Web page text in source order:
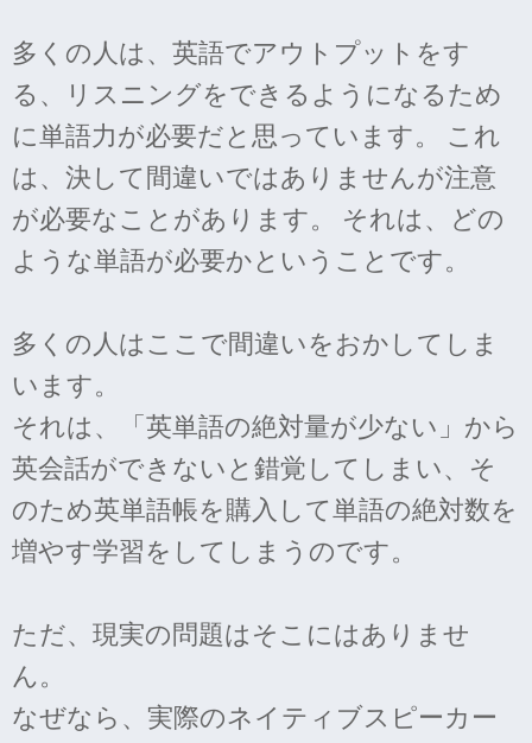
多くの人は、英語でアウトプットをす
る、リスニングをできるようになるため
に単語力が必要だと思っています。 これ
は、決して間違いではありませんが注意
が必要なことがあります。 それは、どの
ような単語が必要かということです。
多くの人はここで間違いをおかしてしま
います。
それは、「英単語の絶対量が少ない」から
英会話ができないと錯覚してしまい、そ
のため英単語帳を購入して単語の絶対数を
増やす学習をしてしまうのです。
ただ、現実の問題はそこにはありませ
ん。
なぜなら、実際のネイティブスピーカー